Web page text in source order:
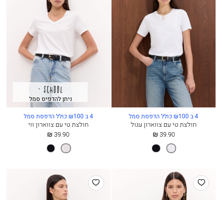
4 ב ₪100 כולל הדפסת סמל
חולצת טי עם צווארון עגול
החל
39.90 ₪
לבן
שחור
ניתן להדפיס סמל
4 ב ₪100 כולל הדפסת סמל
חולצת טי עם צווארון ווי
החל
39.90 ₪
לבן
שחור
הוסף
למועדפים
הוסף
למועדפים